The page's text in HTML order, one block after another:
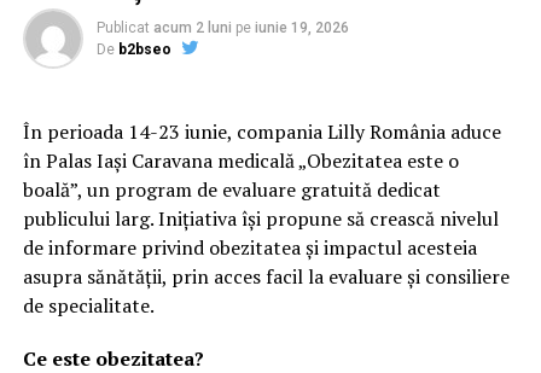
componentele sale, asupra cărora nu mai are rost să
insistăm – operațiune care are loc și în alte state și în
rând pe rând, operațiuni de tip anticonstituțional
extrem de periculoase pentru orice democrație. Cu atât
mai mult pentru una incipientă și vulnerabilă.
Statul subteran nu poate funcționa în absența unui braț
înarmat, care să instituie într-o formă sau alta teroarea,
în scopul reducerii la tăcere a adversarilor. Sub
pretextul luptei împotriva corupției, o cauză unanim
împărtășită atât în România cât și în întreaga lume, a
Publicat acum 2 luni pe iunie 19, 2026
De b2bseo
În perioada 14-23 iunie, compania Lilly România aduce
în Palas Iași Caravana medicală „Obezitatea este o
boală”, un program de evaluare gratuită dedicat
publicului larg. Inițiativa își propune să crească nivelul
de informare privind obezitatea și impactul acesteia
asupra sănătății, prin acces facil la evaluare și consiliere
de specialitate.
Ce este obezitatea?